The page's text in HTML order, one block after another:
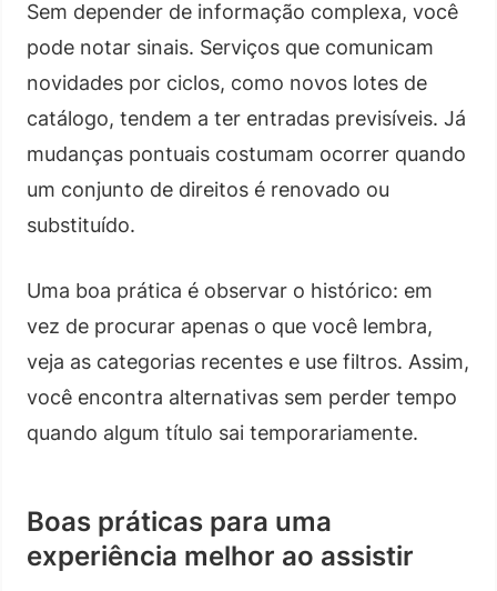
Sem depender de informação complexa, você
pode notar sinais. Serviços que comunicam
novidades por ciclos, como novos lotes de
catálogo, tendem a ter entradas previsíveis. Já
mudanças pontuais costumam ocorrer quando
um conjunto de direitos é renovado ou
substituído.
Uma boa prática é observar o histórico: em
vez de procurar apenas o que você lembra,
veja as categorias recentes e use filtros. Assim,
você encontra alternativas sem perder tempo
quando algum título sai temporariamente.
Boas práticas para uma
experiência melhor ao assistir